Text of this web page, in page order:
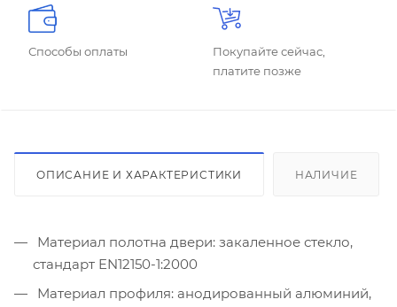
Способы оплаты
Покупайте сейчас,
платите позже
ОПИСАНИЕ И ХАРАКТЕРИСТИКИ НАЛИЧИЕ
Материал полотна двери: закаленное стекло,
стандарт EN12150-1:2000
Материал профиля: анодированный алюминий,